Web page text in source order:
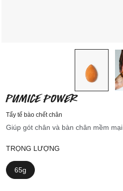
PUMICE POWER
Tẩy tế bào chết chân
Giúp gót chân và bàn chân mềm mại
TRỌNG LƯỢNG
65g